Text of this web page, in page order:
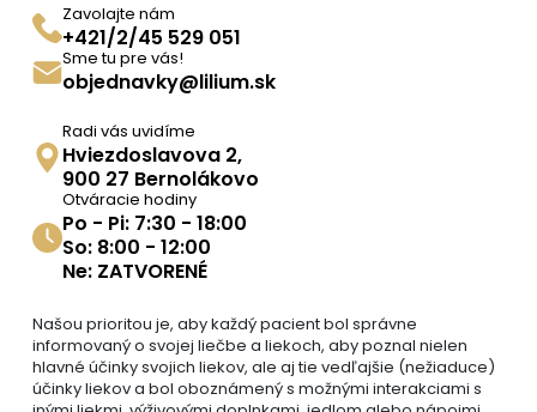
Zavolajte nám
+421/2/45 529 051
Sme tu pre vás!
objednavky@lilium.sk
Radi vás uvidíme
Hviezdoslavova 2,
900 27 Bernolákovo
Otváracie hodiny
Po - Pi: 7:30 - 18:00
So: 8:00 - 12:00
Ne: ZATVORENÉ
Našou prioritou je, aby každý pacient bol správne
informovaný o svojej liečbe a liekoch, aby poznal nielen
hlavné účinky svojich liekov, ale aj tie vedľajšie (nežiaduce)
účinky liekov a bol oboznámený s možnými interakciami s